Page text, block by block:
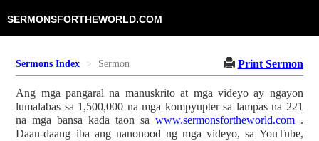
SERMONSFORTHEWORLD.COM
Sermons Index Sermon Print Sermon
Ang mga pangaral na manuskrito at mga videyo ay ngayon
lumalabas sa 1,500,000 na mga kompyupter sa lampas na 221
na mga bansa kada taon sa www.sermonsfortheworld.com .
Daan-daang iba ang nanonood ng mga videyo, sa YouTube,